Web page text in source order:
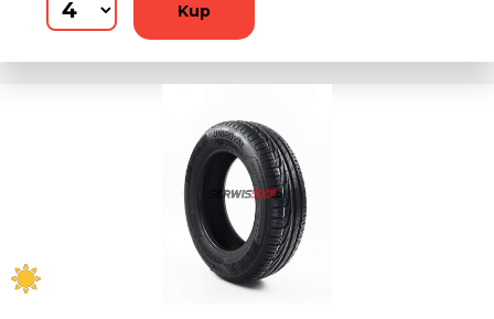
Kup